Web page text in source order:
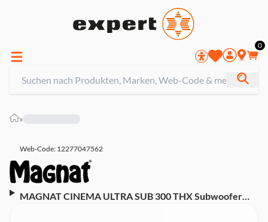
0
»
Web-Code: 12277047562
MAGNAT CINEMA ULTRA SUB 300 THX Subwoofer